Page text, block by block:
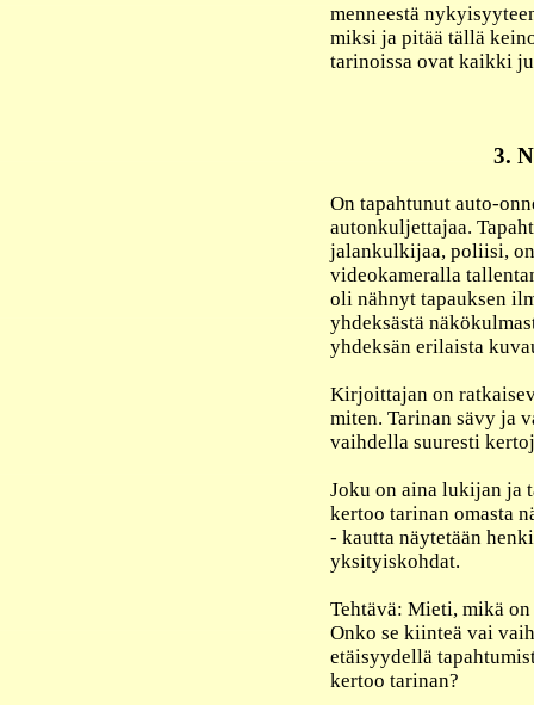
menneestä
miksi ja pitää tällä
tarinoissa ovat kaikki
3.
On tapahtunut auto-
autonkuljettajaa.
jalankulkijaa, poliisi,
videokameralla
oli nähnyt tapauksen
yhdeksästä
yhdeksän erilaista
Kirjoittajan on
miten. Tarinan sävy ja
vaihdella suuresti
Joku on aina lukijan ja
kertoo tarinan omasta
- kautta näytetään
yksityiskohdat.
Tehtävä: Mieti, mikä
Onko se kiinteä vai
etäisyydellä
kertoo tarinan?